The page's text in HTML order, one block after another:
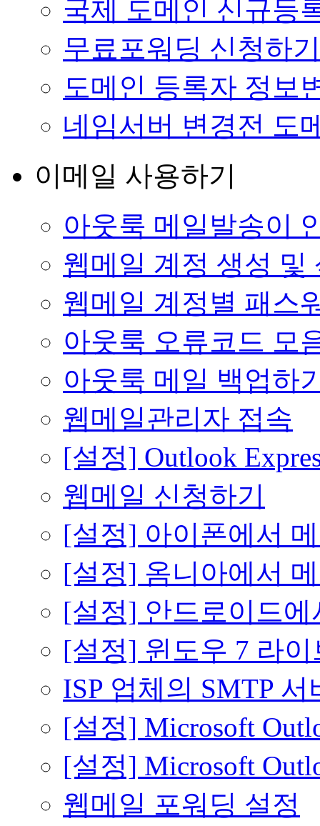
국제 도메인 신규등
무료포워딩 신청하기
도메인 등록자 정보
네임서버 변경전 도
이메일 사용하기
아웃룩 메일발송이
웹메일 계정 생성 및
웹메일 계정별 패스
아웃룩 오류코드 모
아웃룩 메일 백업하
웹메일관리자 접속
[설정] Outlook
웹메일 신청하기
[설정] 아이폰에서
[설정] 옴니아에서
[설정] 안드로이드
[설정] 윈도우 7 라
ISP 업체의 SMTP 서
[설정] Microsoft
[설정] Microsoft
웹메일 포워딩 설정